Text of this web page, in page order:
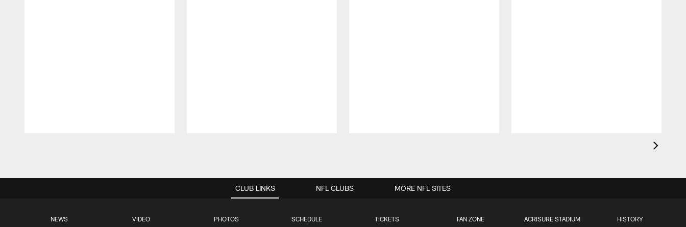
CLUB LINKS
NEWS VIDEO PHOTOS SCHEDULE TICKETS FAN ZONE ACRISURE STADIUM HISTORY
NFL CLUBS MORE NFL SITES